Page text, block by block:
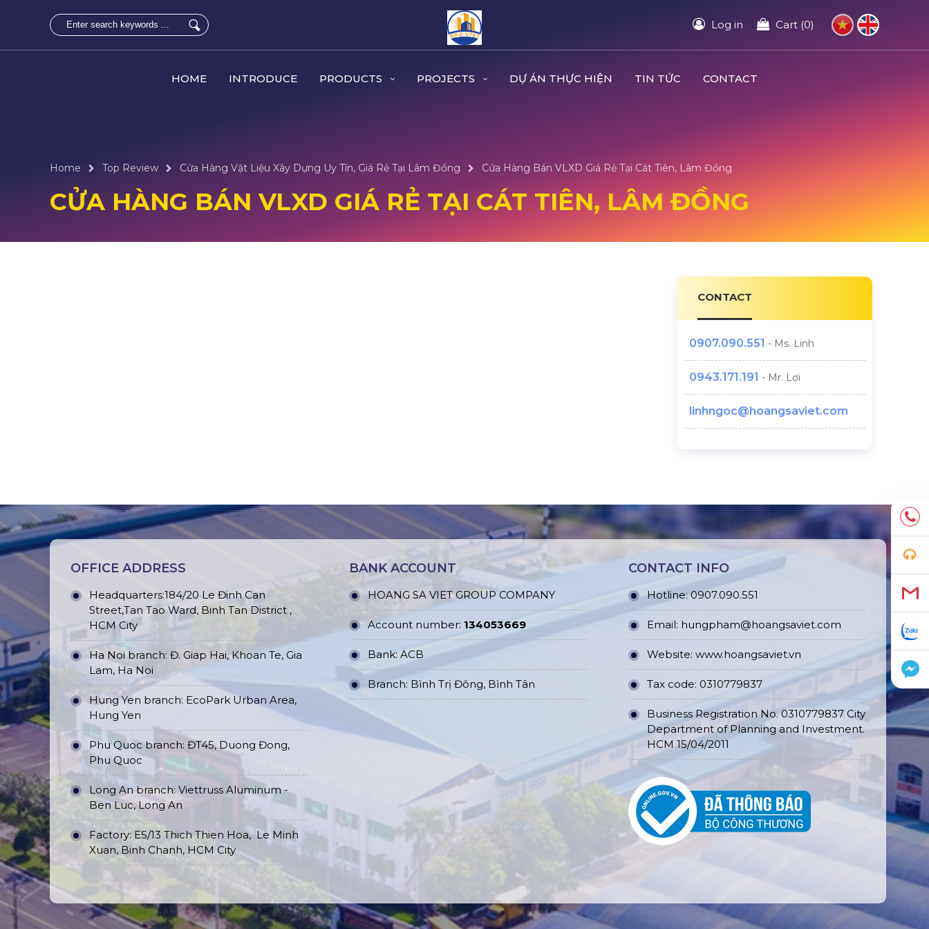
Log in Cart (0)
HOME INTRODUCE PRODUCTS PROJECTS DỰ ÁN THỰC HIỆN TIN TỨC CONTACT
Home Top Review Cửa Hàng Vật Liệu Xây Dựng Uy Tín, Giá Rẻ Tại Lâm Đồng Cửa Hàng Bán VLXD Giá Rẻ Tại Cát Tiên, Lâm Đồng
CỬA HÀNG BÁN VLXD GIÁ RẺ TẠI CÁT TIÊN, LÂM ĐỒNG
CONTACT
0907.090.551 - Ms. Linh
0943.171.191 - Mr. Lợi
linhngoc@hoangsaviet.com
OFFICE ADDRESS
Headquarters:184/20 Le Đinh Can
Street,Tan Tao Ward, Binh Tan District ,
HCM City
Ha Noi branch: Đ. Giap Hai, Khoan Te, Gia
Lam, Ha Noi
Hung Yen branch: EcoPark Urban Area,
Hung Yen
Phu Quoc branch: ĐT45, Duong Đong,
Phu Quoc
Long An branch: Viettruss Aluminum -
Ben Luc, Long An
Factory: E5/13 Thich Thien Hoa, Le Minh
Xuan, Binh Chanh, HCM City
BANK ACCOUNT
HOANG SA VIET GROUP COMPANY
Account number: 134053669
Bank: ACB
Branch: Bình Trị Đông, Bình Tân
CONTACT INFO
Hotline:0907.090.551
Email: hungpham@hoangsaviet.com
Website: www.hoangsaviet.vn
Tax code: 0310779837
Business Registration No. 0310779837 City
Department of Planning and Investment.
HCM 15/04/2011